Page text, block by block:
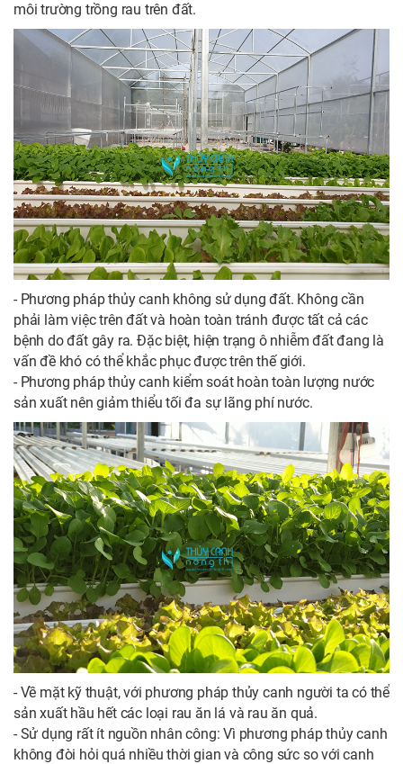
môi trường trồng rau trên đất.
- Phương pháp thủy canh không sử dụng đất. Không cần
phải làm việc trên đất và hoàn toàn tránh được tất cả các
bệnh do đất gây ra. Đặc biệt, hiện trạng ô nhiễm đất đang là
vấn đề khó có thể khắc phục được trên thế giới.
- Phương pháp thủy canh kiểm soát hoàn toàn lượng nước
sản xuất nên giảm thiểu tối đa sự lãng phí nước.
- Về mặt kỹ thuật, với phương pháp thủy canh người ta có thể
sản xuất hầu hết các loại rau ăn lá và rau ăn quả.
- Sử dụng rất ít nguồn nhân công: Vì phương pháp thủy canh
không đòi hỏi quá nhiều thời gian và công sức so với canh